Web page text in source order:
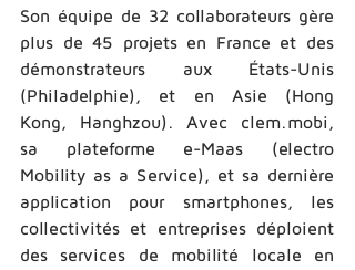
Son équipe de 32 collaborateurs gère
plus de 45 projets en France et des
démonstrateurs aux États-­Unis
(Philadelphie), et en Asie (Hong
Kong, Hanghzou). Avec clem.mobi,
sa plateforme e-­Maas (electro
Mobility as a Service), et sa dernière
application pour smartphones, les
collectivités et entreprises déploient
des services de mobilité locale en